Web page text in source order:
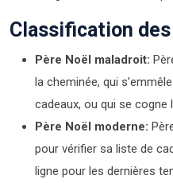
Classification
Père Noël maladroit:
la cheminée, qui
cadeaux, ou qui se cogne
Père Noël moderne:
pour vérifier sa liste de
ligne pour les dernières